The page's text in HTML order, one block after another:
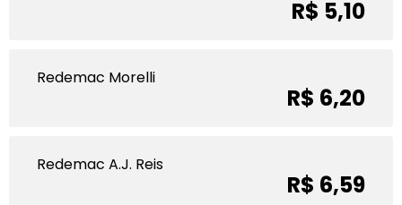
R$ 5,10
Redemac Morelli
R$ 6,20
Redemac A.J. Reis
R$ 6,59